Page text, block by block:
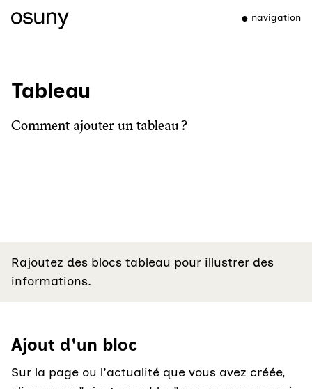
navigation
Tableau
Comment ajouter un tableau ?
Rajoutez des blocs tableau pour illustrer des
informations.
Ajout d'un bloc
Sur la page ou l'actualité que vous avez créée,